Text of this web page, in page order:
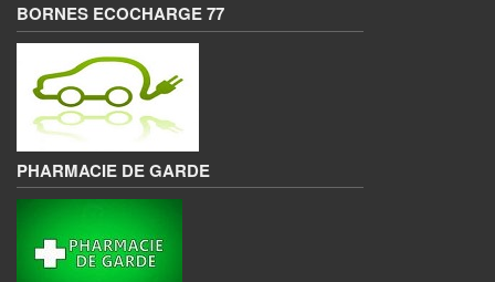
BORNES ECOCHARGE 77
PHARMACIE DE GARDE